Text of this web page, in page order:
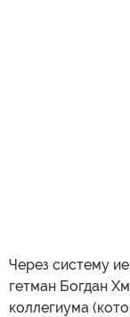
Через систему
гетман Богдан
коллегиума